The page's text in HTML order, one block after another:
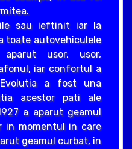
sau ieftinit iar la
toate autovehiculele
usor, usor,
iar confortul a
Evolutia a fost una
acestor pati ale
a aparut geamul
in momentul in care
geamul curbat, in